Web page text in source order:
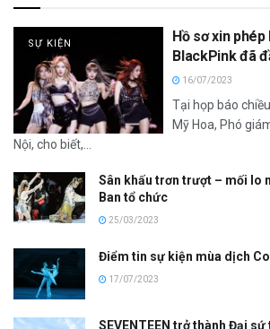
SỰ KIỆN
Hồ sơ xin
BlackPink đã
16/07/2023
Tại họp báo
Mỹ Hoa, Phó
Nội, cho biết,...
Sân khấu trơn trượt – mối lo
Ban tổ chức
25/03/2023
Điểm tin sự kiện mùa dịch
17/07/2023
SEVENTEEN trở thành Đại